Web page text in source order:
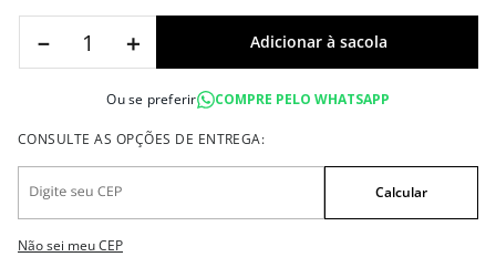
＋
－
Ou se preferir COMPRE PELO WHATSAPP
Não sei meu CEP